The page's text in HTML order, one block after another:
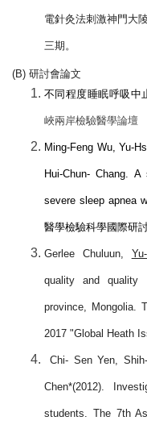
電針灸法刺激神門大
三期。
(B) 研討會論文
不同程度睡眠呼吸中
峽兩岸檢驗醫學論壇
Ming-Feng Wu, Yu-
Hui-Chun- Chang.
severe sleep apnea
醫學檢驗科學國際研
Gerlee Chuluun,
quality and
province, Mongolia.
2017 "Global Heath
Chi- Sen Yen,
Chen*(2012).
students. The 7th